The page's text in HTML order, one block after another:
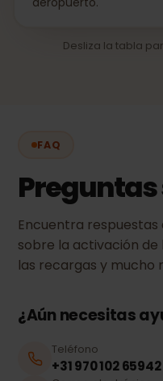
Desliza la tabla
FAQ
Preguntas
Encuentra
sobre la activación de
las recargas y mucho
¿Aún necesitas
Teléfono
+31 970 102 65942